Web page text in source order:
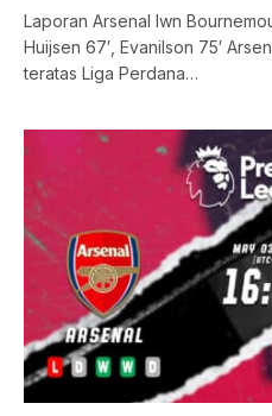
Laporan Arsenal lwn
Huijsen 67′, Evanilson 75′
teratas Liga Perdana…